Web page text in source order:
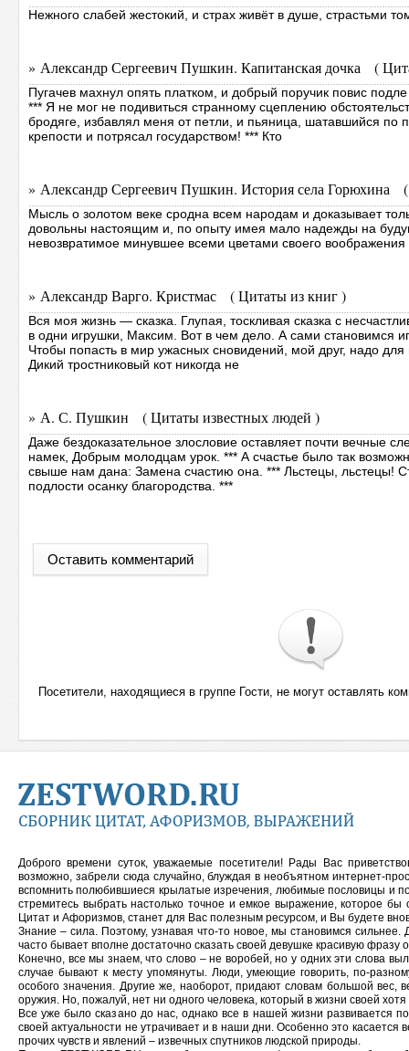
Нежного слабей жестокий, и страх живёт в душе, страстьми
» Александр Сергеевич Пушкин. Капитанская дочка (
Пугачев махнул опять платком, и добрый поручик повис подле
*** Я не мог не подивиться странному сцеплению
бродяге, избавлял меня от петли, и пьяница, шатавшийся по
крепости и потрясал государством! *** Кто
» Александр Сергеевич Пушкин. История села Горюхина
Мысль о золотом веке сродна всем народам и доказывает
довольны настоящим и, по опыту имея мало надежды на
невозвратимое минувшее всеми цветами своего воображения
» Александр Варго. Кристмас ( Цитаты из книг )
Вся моя жизнь — сказка. Глупая, тоскливая сказка с
в одни игрушки, Максим. Вот в чем дело. А сами становимся
Чтобы попасть в мир ужасных сновидений, мой друг, надо для
Дикий тростниковый кот никогда не
» А. С. Пушкин ( Цитаты известных людей )
Даже бездоказательное злословие оставляет почти вечные
намек, Добрым молодцам урок. *** А счастье было так
свыше нам дана: Замена счастию она. *** Льстецы, льстецы!
подлости осанку благородства. ***
Оставить комментарий
Посетители, находящиеся в группе Гости, не могут оставлять
Доброго времени суток, уважаемые посетители! Рады Вас
возможно, забрели сюда случайно, блуждая в необъятном интернет-
вспомнить полюбившиеся крылатые изречения, любимые пословицы и
стремитесь выбрать настолько точное и емкое выражение, которое
Цитат и Афоризмов, станет для Вас полезным ресурсом, и Вы будете
Знание – сила. Поэтому, узнавая что-то новое, мы становимся
часто бывает вполне достаточно сказать своей девушке красивую
Конечно, все мы знаем, что слово – не воробей, но у одних эти слова
случае бывают к месту упомянуты. Люди, умеющие говорить, по-
особого значения. Другие же, наоборот, придают словам большой вес,
оружия. Но, пожалуй, нет ни одного человека, который в жизни своей
Все уже было сказано до нас, однако все в нашей жизни развивается
своей актуальности не утрачивает и в наши дни. Особенно это
прочих чувств и явлений – извечных спутников людской природы.